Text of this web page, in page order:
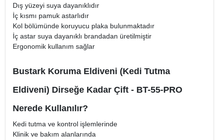
Dış yüzeyi suya dayanıklıdır
İç kısmı pamuk astarlıdır
Kol bölümünde koruyucu plaka bulunmaktadır
İç astar suya dayanıklı brandadan üretilmiştir
Ergonomik kullanım sağlar
Bustark Koruma Eldiveni (Kedi Tutma
Eldiveni) Dirseğe Kadar Çift - BT-55-PRO
Nerede Kullanılır?
Kedi tutma ve kontrol işlemlerinde
Klinik ve bakım alanlarında